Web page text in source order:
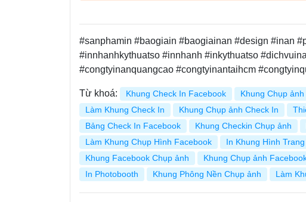
#sanphamin #baogiain #baogiainan #design #inan
#innhanhkythuatso #innhanh #inkythuatso
#congtyinanquangcao #congtyinantaihcm
Từ khoá: Khung Check In Facebook Khung Chụp
Làm Khung Check In
Khung Chụp ảnh Check In
Bảng Check In Facebook
Khung Checkin Chụp ảnh
Làm Khung Chụp Hình Facebook
In Khung Hình
Khung Facebook Chụp ảnh
Khung Chụp ảnh
In Photobooth
Khung Phông Nền Chụp ảnh Làm